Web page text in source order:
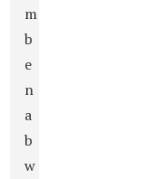
m
b
e
n
a
b
w